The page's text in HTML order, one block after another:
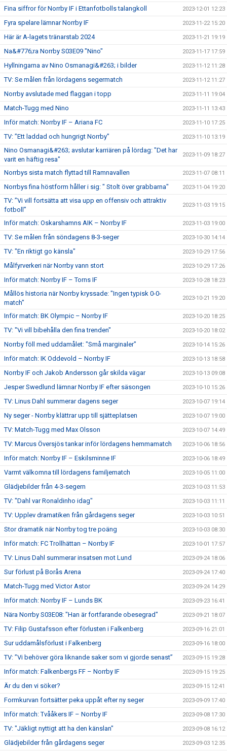
Fina siffror för Norrby IF i Ettanfotbolls talangkoll 2023-12-01 12:23
Fyra spelare lämnar Norrby IF 2023-11-22 15:20
Här är A-lagets tränarstab 2024 2023-11-21 19:19
Na&#776;ra Norrby S03E09 "Nino" 2023-11-17 17:59
Hyllningarna av Nino Osmanagi&#263; i bilder 2023-11-12 11:28
TV: Se målen från lördagens segermatch 2023-11-12 11:27
Norrby avslutade med flaggan i topp 2023-11-11 19:04
Match-Tugg med Nino 2023-11-11 13:43
Inför match: Norrby IF – Ariana FC 2023-11-10 17:25
TV: ”Ett laddad och hungrigt Norrby” 2023-11-10 13:19
Nino Osmanagi&#263; avslutar karriären på lördag: "Det har
varit en häftig resa"
2023-11-09 18:27
Norrbys sista match flyttad till Ramnavallen 2023-11-07 08:11
Norrbys fina höstform håller i sig: " Stolt över grabbarna" 2023-11-04 19:20
TV: ”Vi vill fortsätta att visa upp en offensiv och attraktiv
fotboll”
2023-11-03 19:15
Inför match: Oskarshamns AIK – Norrby IF 2023-11-03 19:00
TV: Se målen från söndagens 8-3-seger 2023-10-30 14:14
TV: "En riktigt go känsla" 2023-10-29 17:56
Målfyrverkeri när Norrby vann stort 2023-10-29 17:26
Inför match: Norrby IF – Torns IF 2023-10-28 18:23
Mållös historia när Norrby kryssade: "Ingen typisk 0-0-
match"
2023-10-21 19:20
Inför match: BK Olympic – Norrby IF 2023-10-20 18:25
TV: "Vi vill bibehålla den fina trenden" 2023-10-20 18:02
Norrby föll med uddamålet: "Små marginaler" 2023-10-14 15:26
Inför match: IK Oddevold – Norrby IF 2023-10-13 18:58
Norrby IF och Jakob Andersson går skilda vägar 2023-10-13 09:08
Jesper Swedlund lämnar Norrby IF efter säsongen 2023-10-10 15:26
TV: Linus Dahl summerar dagens seger 2023-10-07 19:14
Ny seger - Norrby klättrar upp till sjätteplatsen 2023-10-07 19:00
TV: Match-Tugg med Max Olsson 2023-10-07 14:49
TV: Marcus Översjös tankar inför lördagens hemmamatch 2023-10-06 18:56
Inför match: Norrby IF – Eskilsminne IF 2023-10-06 18:49
Varmt välkomna till lördagens familjematch 2023-10-05 11:00
Glädjebilder från 4-3-segern 2023-10-03 11:53
TV: "Dahl var Ronaldinho idag" 2023-10-03 11:11
TV: Upplev dramatiken från gårdagens seger 2023-10-03 10:51
Stor dramatik när Norrby tog tre poäng 2023-10-03 08:30
Inför match: FC Trollhättan – Norrby IF 2023-10-01 17:57
TV: Linus Dahl summerar insatsen mot Lund 2023-09-24 18:06
Sur förlust på Borås Arena 2023-09-24 17:40
Match-Tugg med Victor Astor 2023-09-24 14:29
Inför match: Norrby IF – Lunds BK 2023-09-23 16:41
Nära Norrby S03E08: "Han är fortfarande obesegrad" 2023-09-21 18:07
TV: Filip Gustafsson efter förlusten i Falkenberg 2023-09-16 21:01
Sur uddamålsförlust i Falkenberg 2023-09-16 18:00
TV: ”Vi behöver göra liknande saker som vi gjorde senast” 2023-09-15 19:28
Inför match: Falkenbergs FF – Norrby IF 2023-09-15 19:25
Är du den vi söker? 2023-09-15 12:41
Formkurvan fortsätter peka uppåt efter ny seger 2023-09-09 17:40
Inför match: Tvååkers IF – Norrby IF 2023-09-08 17:30
TV: "Jäkligt nyttigt att ha den känslan" 2023-09-08 16:12
Glädjebilder från gårdagens seger 2023-09-03 12:35